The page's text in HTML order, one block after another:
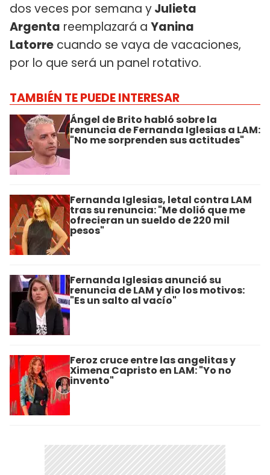
dos veces por semana yJulieta
Argenta reemplazará a Yanina
Latorre cuando se vaya de vacaciones,
por lo que será un panel rotativo.
TAMBIÉN TE PUEDE INTERESAR
Ángel de Brito habló sobre la
renuncia de Fernanda Iglesias a LAM:
"No me sorprenden sus actitudes"
Fernanda Iglesias, letal contra LAM
tras su renuncia: "Me dolió que me
ofrecieran un sueldo de 220 mil
pesos"
Fernanda Iglesias anunció su
renuncia de LAM y dio los motivos:
"Es un salto al vacío"
Feroz cruce entre las angelitas y
Ximena Capristo en LAM: "Yo no
invento"